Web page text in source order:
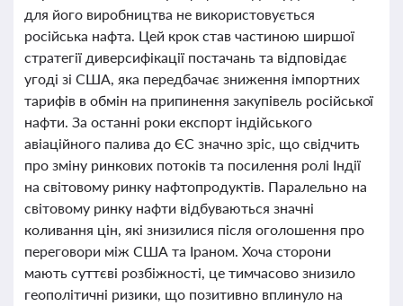
для його виробництва не використовується
російська нафта. Цей крок став частиною ширшої
стратегії диверсифікації постачань та відповідає
угоді зі США, яка передбачає зниження імпортних
тарифів в обмін на припинення закупівель російської
нафти. За останні роки експорт індійського
авіаційного палива до ЄС значно зріс, що свідчить
про зміну ринкових потоків та посилення ролі Індії
на світовому ринку нафтопродуктів. Паралельно на
світовому ринку нафти відбуваються значні
коливання цін, які знизилися після оголошення про
переговори між США та Іраном. Хоча сторони
мають суттєві розбіжності, це тимчасово знизило
геополітичні ризики, що позитивно вплинуло на